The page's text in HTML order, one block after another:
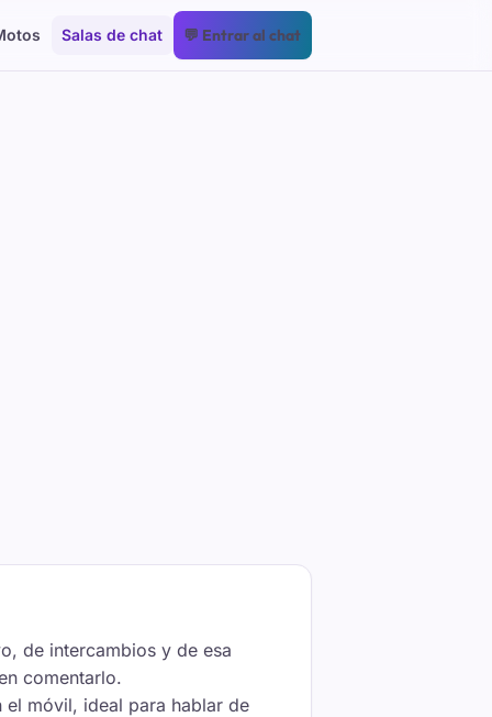
Salas de chat 💬 Entrar al chat
de intercambios y de esa
comentarlo.
el móvil, ideal para hablar de